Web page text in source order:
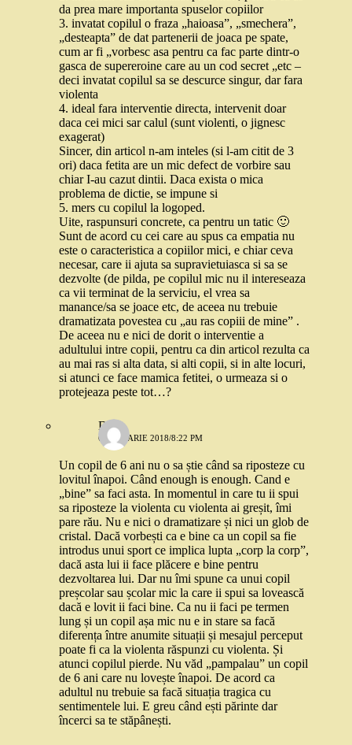
da prea mare importanta spuselor copiilor
3. invatat copilul o fraza „haioasa”, „smechera”,
„desteapta” de dat partenerii de joaca pe spate,
cum ar fi „vorbesc asa pentru ca fac parte dintr-o
gasca de supereroine care au un cod secret „etc –
deci invatat copilul sa se descurce singur, dar fara
violenta
4. ideal fara interventie directa, intervenit doar
daca cei mici sar calul (sunt violenti, o jignesc
exagerat)
Sincer, din articol n-am inteles (si l-am citit de 3
ori) daca fetita are un mic defect de vorbire sau
chiar I-au cazut dintii. Daca exista o mica
problema de dictie, se impune si
5. mers cu copilul la logoped.
Uite, raspunsuri concrete, ca pentru un tatic 🙂
Sunt de acord cu cei care au spus ca empatia nu
este o caracteristica a copiilor mici, e chiar ceva
necesar, care ii ajuta sa supravietuiasca si sa se
dezvolte (de pilda, pe copilul mic nu il intereseaza
ca vii terminat de la serviciu, el vrea sa
manance/sa se joace etc, de aceea nu trebuie
dramatizata povestea cu „au ras copiii de mine” .
De aceea nu e nici de dorit o interventie a
adultului intre copii, pentru ca din articol rezulta ca
au mai ras si alta data, si alti copii, si in alte locuri,
si atunci ce face mamica fetitei, o urmeaza si o
protejeaza peste tot…?
Dia
6 IANUARIE 2018/8:22 PM
Un copil de 6 ani nu o sa știe când sa riposteze cu
lovitul înapoi. Când enough is enough. Cand e
„bine” sa faci asta. In momentul in care tu ii spui
sa riposteze la violenta cu violenta ai greșit, îmi
pare rău. Nu e nici o dramatizare și nici un glob de
cristal. Dacă vorbești ca e bine ca un copil sa fie
introdus unui sport ce implica lupta „corp la corp”,
dacă asta lui ii face plăcere e bine pentru
dezvoltarea lui. Dar nu îmi spune ca unui copil
preșcolar sau școlar mic la care ii spui sa lovească
dacă e lovit ii faci bine. Ca nu ii faci pe termen
lung și un copil așa mic nu e in stare sa facă
diferența între anumite situații și mesajul perceput
poate fi ca la violenta răspunzi cu violenta. Și
atunci copilul pierde. Nu văd „pampalau” un copil
de 6 ani care nu lovește înapoi. De acord ca
adultul nu trebuie sa facă situația tragica cu
sentimentele lui. E greu când ești părinte dar
încerci sa te stăpânești.